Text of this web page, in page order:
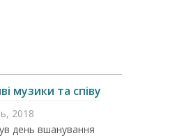
музики та співу
2018
день вшанування